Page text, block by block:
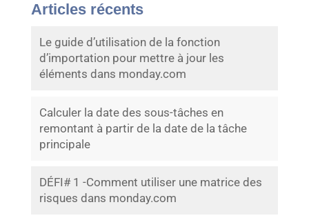
Articles récents
Le guide d’utilisation de la fonction
d’importation pour mettre à jour les
éléments dans monday.com
Calculer la date des sous-tâches en
remontant à partir de la date de la tâche
principale
DÉFI# 1 -Comment utiliser une matrice des
risques dans monday.com